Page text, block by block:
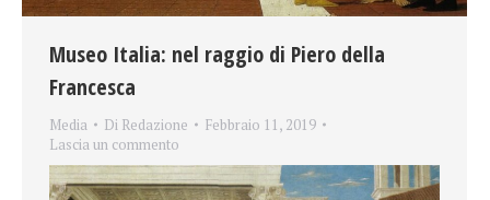
Museo Italia: nel raggio di Piero della
Francesca
Media Di Redazione
Febbraio 11, 2019
Lascia un commento